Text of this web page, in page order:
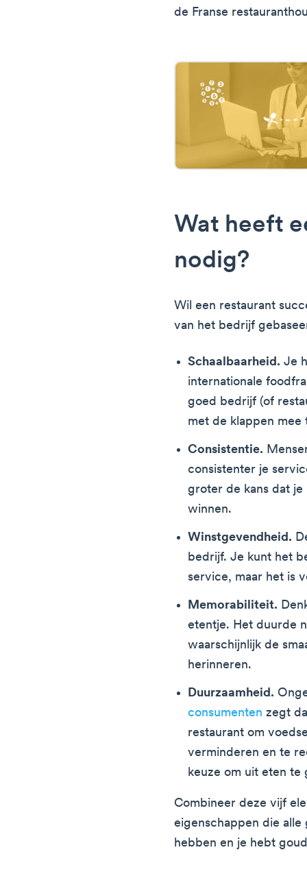
de Franse
Wat heeft
nodig?
Wil een restaurant
van het bedrijf
Schaalbaarheid. Je
internationale
goed bedrijf (of
met de klappen mee
Consistentie.
consistenter je
groter de kans dat je
winnen.
Winstgevendheid.
bedrijf. Je kunt het
service, maar het is
Memorabiliteit.
etentje. Het duurde
waarschijnlijk de
herinneren.
Duurzaamheid.
consumenten zegt
restaurant om
verminderen en te
keuze om uit eten te
Combineer deze vijf
eigenschappen die
hebben en je hebt